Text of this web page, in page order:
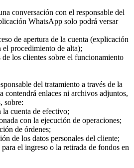
conversación con el responsable del
WhatsApp solo podrá versar
de apertura de la cuenta (explicación
el procedimiento de alta);
de los clientes sobre el funcionamiento
del tratamiento a través de la
contendrá enlaces ni archivos adjuntos,
sobre:
la cuenta de efectivo;
con la ejecución de operaciones;
de órdenes;
de los datos personales del cliente;
el ingreso o la retirada de fondos en